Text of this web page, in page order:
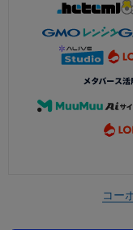
コー